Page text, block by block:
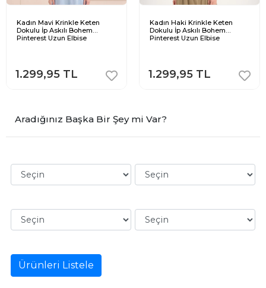
Kadın Mavi Krinkle Keten
Dokulu İp Askılı Bohem
Pinterest Uzun Elbise
1.299,95 TL
Kadın Haki Krinkle Keten
Dokulu İp Askılı Bohem
Pinterest Uzun Elbise
1.299,95 TL
Aradığınız Başka Bir Şey mi Var?
Ürünleri Listele